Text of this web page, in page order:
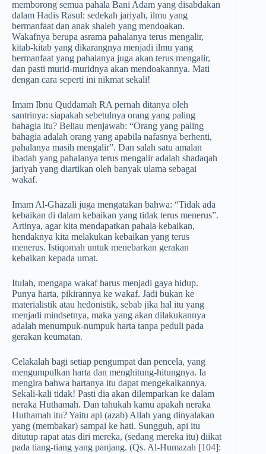
memborong semua pahala Bani Adam yang disabdakan
dalam Hadis Rasul: sedekah jariyah, ilmu yang
bermanfaat dan anak shaleh yang mendoakan.
Wakafnya berupa asrama pahalanya terus mengalir,
kitab-kitab yang dikarangnya menjadi ilmu yang
bermanfaat yang pahalanya juga akan terus mengalir,
dan pasti murid-muridnya akan mendoakannya. Mati
dengan cara seperti ini nikmat sekali!
Imam Ibnu Quddamah RA pernah ditanya oleh
santrinya: siapakah sebetulnya orang yang paling
bahagia itu? Beliau menjawab: “Orang yang paling
bahagia adalah orang yang apabila nafasnya berhenti,
pahalanya masih mengalir”. Dan salah satu amalan
ibadah yang pahalanya terus mengalir adalah shadaqah
jariyah yang diartikan oleh banyak ulama sebagai
wakaf.
Imam Al-Ghazali juga mengatakan bahwa: “Tidak ada
kebaikan di dalam kebaikan yang tidak terus menerus”.
Artinya, agar kita mendapatkan pahala kebaikan,
hendaknya kita melakukan kebaikan yang terus
menerus. Istiqomah untuk menebarkan gerakan
kebaikan kepada umat.
Itulah, mengapa wakaf harus menjadi gaya hidup.
Punya harta, pikirannya ke wakaf. Jadi bukan ke
materialistik atau hedonistik, sebab jika hal itu yang
menjadi mindsetnya, maka yang akan dilakukannya
adalah menumpuk-numpuk harta tanpa peduli pada
gerakan keumatan.
Celakalah bagi setiap pengumpat dan pencela, yang
mengumpulkan harta dan menghitung-hitungnya. Ia
mengira bahwa hartanya itu dapat mengekalkannya.
Sekali-kali tidak! Pasti dia akan dilemparkan ke dalam
neraka Huthamah. Dan tahukah kamu apakah neraka
Huthamah itu? Yaitu api (azab) Allah yang dinyalakan
yang (membakar) sampai ke hati. Sungguh, api itu
ditutup rapat atas diri mereka, (sedang mereka itu) diikat
pada tiang-tiang yang panjang. (Qs. Al-Humazah [104]: